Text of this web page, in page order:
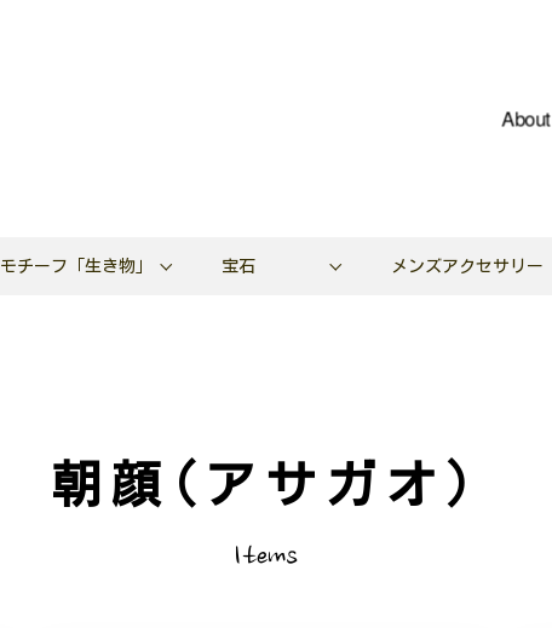
About
モチーフ「生き物」 宝石 メンズアクセサリー
朝顔(アサガオ)
Items